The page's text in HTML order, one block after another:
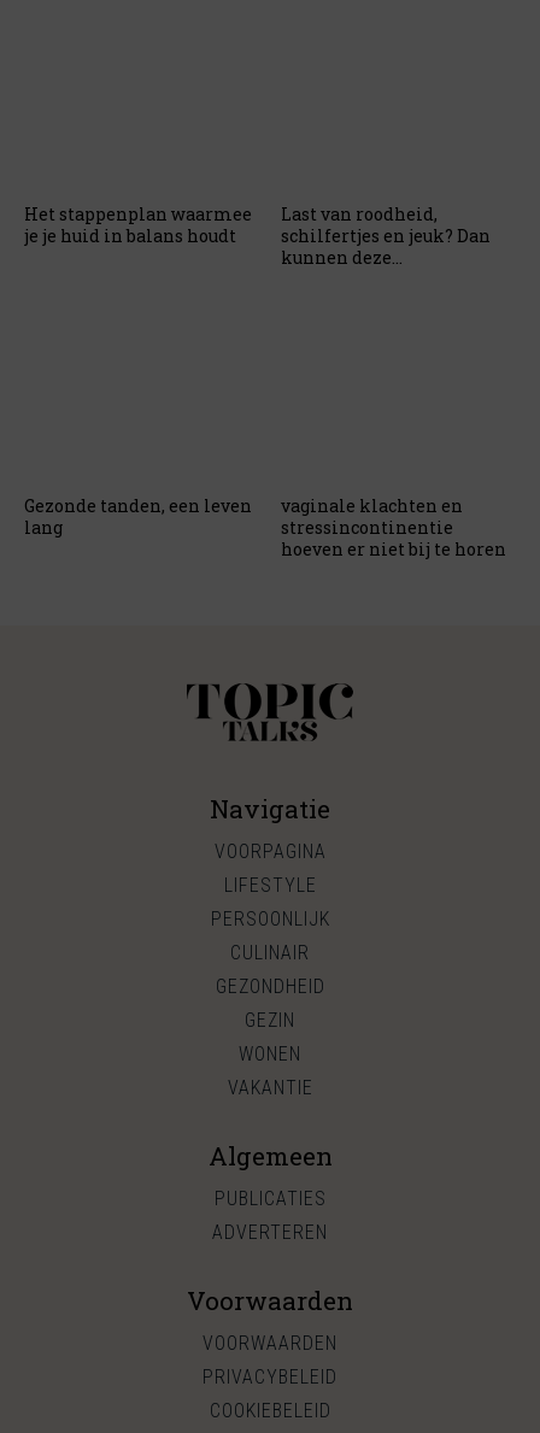
Het stappenplan waarmee
je je huid in balans houdt
Last van roodheid,
schilfertjes en jeuk? Dan
kunnen deze
Gezonde tanden, een leven
lang
vaginale klachten en
stressincontinentie
hoeven er niet bij te horen
Navigatie
VOORPAGINA
LIFESTYLE
PERSOONLIJK
CULINAIR
GEZONDHEID
GEZIN
WONEN
VAKANTIE
Algemeen
PUBLICATIES
ADVERTEREN
Voorwaarden
VOORWAARDEN
PRIVACYBELEID
COOKIEBELEID